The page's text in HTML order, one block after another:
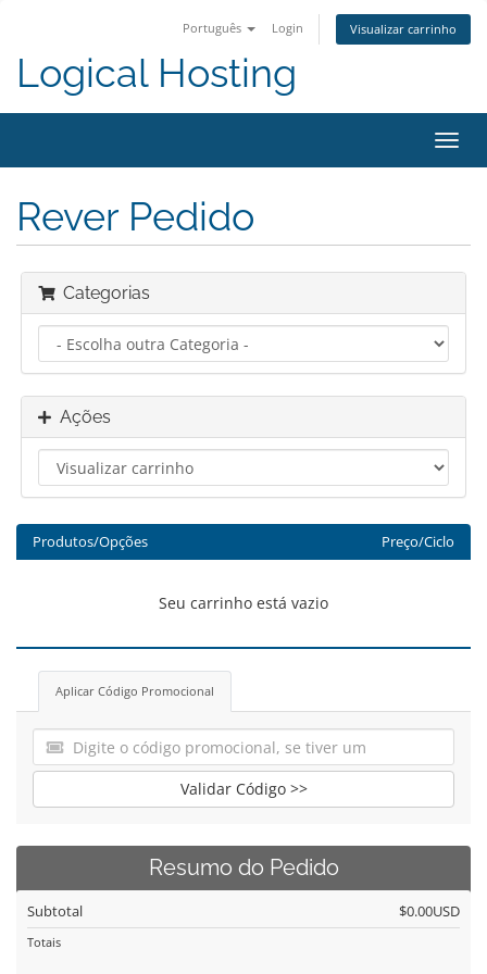
Português Login Visualizar carrinho
Logical Hosting
Rever Pedido
Categorias
Ações
Produtos/Opções Preço/Ciclo
Seu carrinho está vazio
Aplicar Código Promocional
Validar Código >>
Resumo do Pedido
Subtotal $0.00USD
Totais